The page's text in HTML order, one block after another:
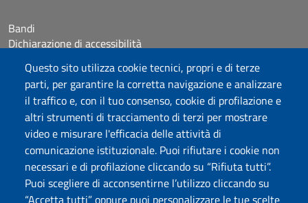
Questo sito utilizza cookie tecnici, propri e di terze
parti, per garantire la corretta navigazione e analizzare
il traffico e, con il tuo consenso, cookie di profilazione e
altri strumenti di tracciamento di terzi per mostrare
video e misurare l'efficacia delle attività di
comunicazione istituzionale. Puoi rifiutare i cookie non
necessari e di profilazione cliccando su “Rifiuta tutti”.
Puoi scegliere di acconsentirne l’utilizzo cliccando su
Università degli Studi di Sassari
Dipartimento di Giurisprudenza
Viale Mancini 5, 07100 Sassari
Bandi
Dichiarazione di accessibilità
Protocollo
Seguici su